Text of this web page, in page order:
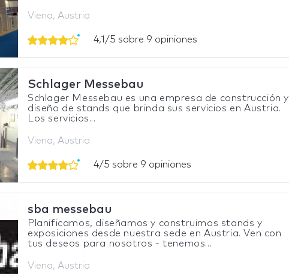
Viena, Austria
4,1/5 sobre 9 opiniones
Schlager Messebau
Schlager Messebau es una empresa de construcción y
diseño de stands que brinda sus servicios en Austria.
Los servicios...
Viena, Austria
4/5 sobre 9 opiniones
sba messebau
Planificamos, diseñamos y construimos stands y
exposiciones desde nuestra sede en Austria. Ven con
tus deseos para nosotros - tenemos...
Viena, Austria